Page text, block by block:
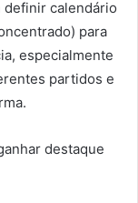
definir calendário
para
especialmente
partidos e
destaque